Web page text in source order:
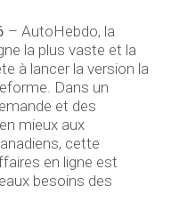
– AutoHebdo, la
la plus vaste et la
à lancer la version la
Dans un
et des
mieux aux
cette
en ligne est
besoins des